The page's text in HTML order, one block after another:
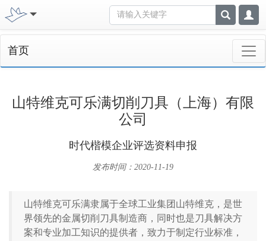
首页
山特维克可乐满切削刀具（上海）有限
公司
时代楷模企业评选资料申报
发布时间：2020-11-19
山特维克可乐满隶属于全球工业集团山特维克，是世
界领先的金属切削刀具制造商，同时也是刀具解决方
案和专业加工知识的提供者，致力于制定行业标准，